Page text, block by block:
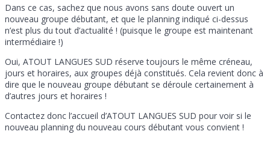
Dans ce cas, sachez que nous avons sans doute ouvert un
nouveau groupe débutant, et que le planning indiqué ci-dessus
n’est plus du tout d’actualité ! (puisque le groupe est maintenant
intermédiaire !)
Oui, ATOUT LANGUES SUD réserve toujours le même créneau,
jours et horaires, aux groupes déjà constitués. Cela revient donc à
dire que le nouveau groupe débutant se déroule certainement à
d’autres jours et horaires !
Contactez donc l’accueil d’ATOUT LANGUES SUD pour voir si le
nouveau planning du nouveau cours débutant vous convient !